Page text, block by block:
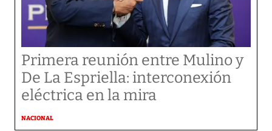
Primera reunión entre Mulino y
De La Espriella: interconexión
eléctrica en la mira
NACIONAL